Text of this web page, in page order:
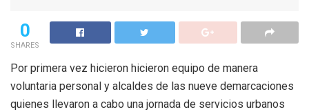
0
SHARES
Por primera vez hicieron hicieron equipo de manera
voluntaria personal y alcaldes de las nueve demarcaciones
quienes llevaron a cabo una jornada de servicios urbanos